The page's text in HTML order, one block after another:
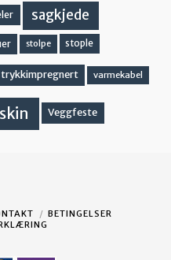
sagkjede
stolpe stople
trykkimpregnert varmekabel
Veggfeste
BETINGELSER